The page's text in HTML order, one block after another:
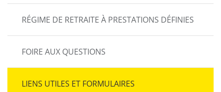
MAIN
NAVIGATION
RÉGIME DE RETRAITE À PRESTATIONS DÉFINIES
FOIRE AUX QUESTIONS
LIENS UTILES ET FORMULAIRES